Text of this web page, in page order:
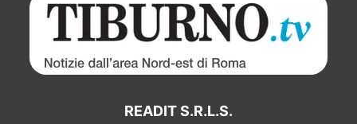
READIT S.R.L.S.